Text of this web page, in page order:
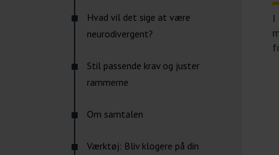
Hvad vil det sige at være
neurodivergent?
Stil passende krav og juster
rammerne
Om samtalen
Værktøj: Bliv klogere på din
I